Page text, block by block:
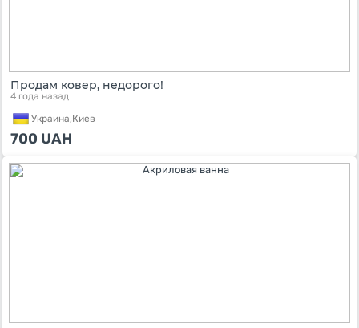
Продам ковер, недорого!
4 года назад
Украина,Киев
700 UAH